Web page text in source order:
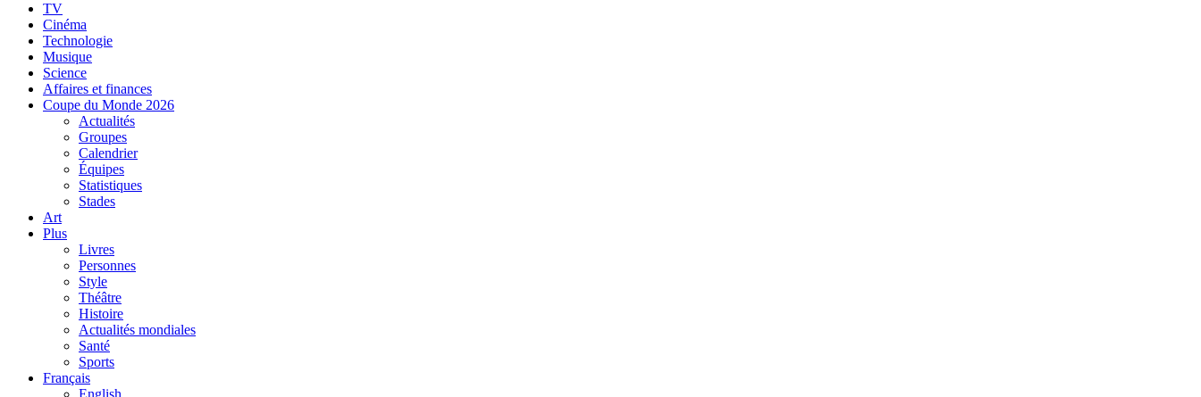
TV
Cinéma
Technologie
Musique
Science
Affaires et finances
Coupe du Monde 2026
Actualités
Groupes
Calendrier
Équipes
Statistiques
Stades
Art
Plus
Livres
Personnes
Style
Théâtre
Histoire
Actualités mondiales
Santé
Sports
Français
English